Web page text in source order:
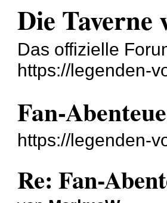
Die Taverne
Das offizielle
https://legenden-
Fan-
https://legenden-
Re: Fan-